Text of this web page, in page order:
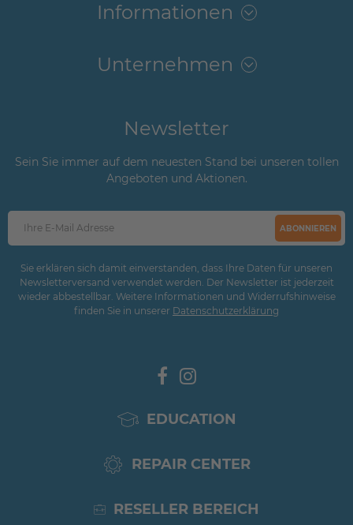
Informationen
Unternehmen
Newsletter
Sein Sie immer auf dem neuesten Stand bei unseren tollen
Angeboten und Aktionen.
ABONNIEREN
Sie erklären sich damit einverstanden, dass Ihre Daten für unseren
Newsletterversand verwendet werden. Der Newsletter ist jederzeit
wieder abbestellbar. Weitere Informationen und Widerrufshinweise
finden Sie in unserer Daten­schutz­erklärung
EDUCATION
REPAIR CENTER
RESELLER BEREICH